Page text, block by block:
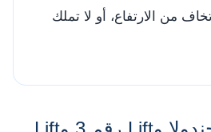
من الارتفاع، أو لا تملك